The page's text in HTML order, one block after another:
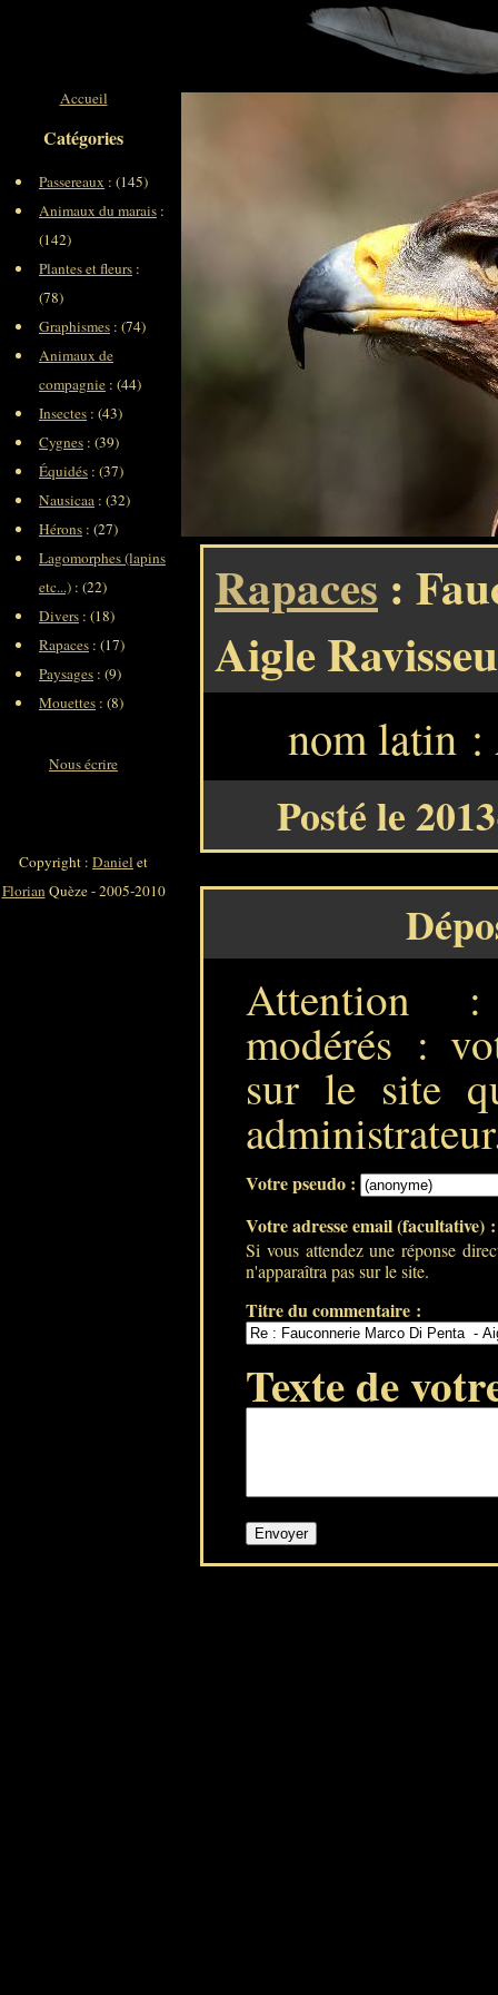
Rapaces :
Aigle
nom latin :
Posté le
Attention :
modérés :
sur le site
Votre pseudo :
Votre adresse email (facultative)
Si vous attendez une réponse
n'apparaîtra pas sur le site.
Titre du commentaire :
Texte de
Accueil
Catégories
Passereaux : (145)
Animaux du marais :
(142)
Plantes et fleurs :
(78)
Graphismes : (74)
Animaux de
compagnie : (44)
Insectes : (43)
Cygnes : (39)
Équidés : (37)
Nausicaa : (32)
Hérons : (27)
Lagomorphes (lapins
etc...) : (22)
Divers : (18)
Rapaces : (17)
Paysages : (9)
Mouettes : (8)
Nous écrire
Copyright : Daniel et
FlorianQuèze - 2005-2010